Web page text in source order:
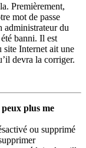
Premièrement,
mot de passe
administrateur du
banni. Il est
site Internet ait une
devra la corriger.
peux plus me
ou supprimé